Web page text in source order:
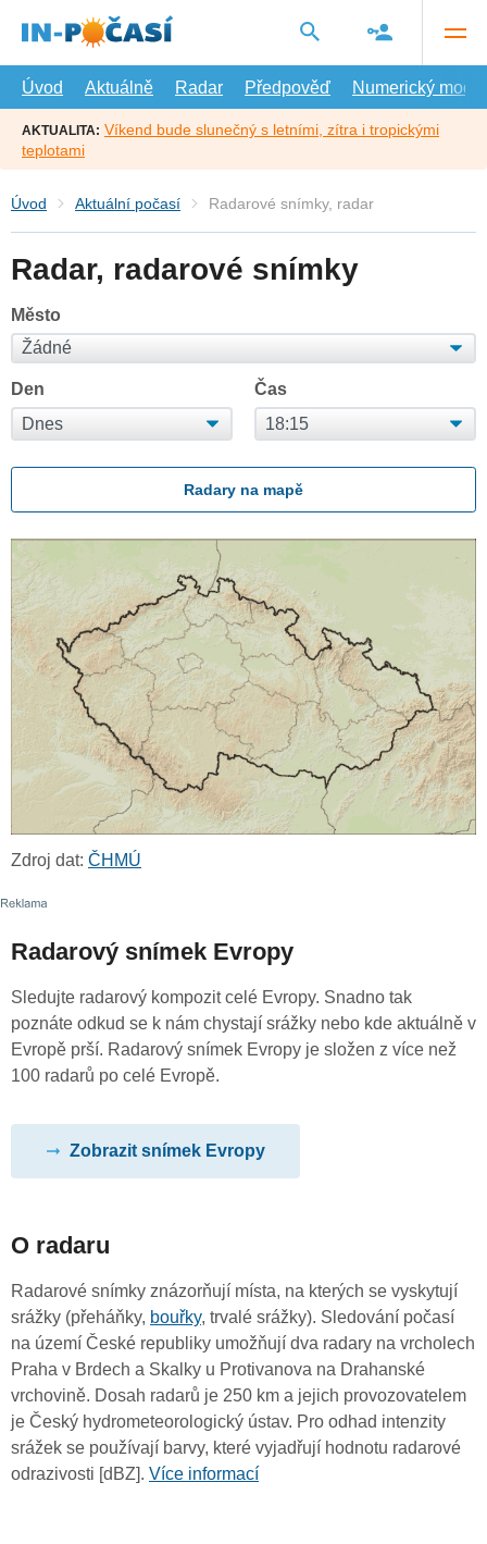
hlavní
Úvod
Aktuálně Radar Předpověď Numerický model
AKTUALITA: Víkend bude slunečný s letními, zítra i tropickými
teplotami
Úvod Aktuální počasí Radarové snímky, radar
Radar, radarové snímky
Město
Den Čas
Radary na mapě
Zdroj dat: ČHMÚ
Radarový snímek Evropy
Sledujte radarový kompozit celé Evropy. Snadno tak
poznáte odkud se k nám chystají srážky nebo kde aktuálně v
Evropě prší. Radarový snímek Evropy je složen z více než
100 radarů po celé Evropě.
Zobrazit snímek Evropy
O radaru
Radarové snímky znázorňují místa, na kterých se vyskytují
srážky (přeháňky, bouřky, trvalé srážky). Sledování počasí
na území České republiky umožňují dva radary na vrcholech
Praha v Brdech a Skalky u Protivanova na Drahanské
vrchovině. Dosah radarů je 250 km a jejich provozovatelem
je Český hydrometeorologický ústav. Pro odhad intenzity
srážek se používají barvy, které vyjadřují hodnotu radarové
odrazivosti [dBZ]. Více informací